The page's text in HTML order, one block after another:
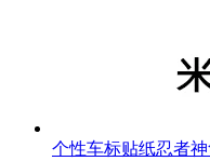
个性车标贴纸忍者